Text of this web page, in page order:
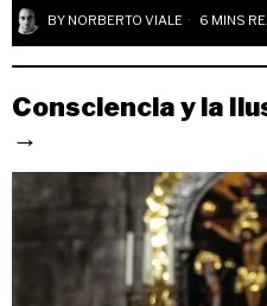
BY NORBERTO VIALE 6 MINS
Consciencia y la
→